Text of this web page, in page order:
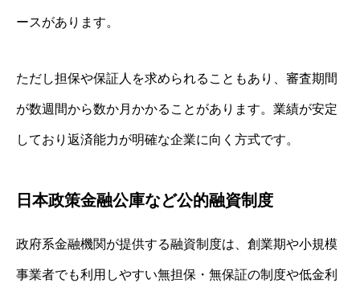
ースがあります。
ただし担保や保証人を求められることもあり、審査期間
が数週間から数か月かかることがあります。業績が安定
しており返済能力が明確な企業に向く方式です。
日本政策金融公庫など公的融資制度
政府系金融機関が提供する融資制度は、創業期や小規模
事業者でも利用しやすい無担保・無保証の制度や低金利